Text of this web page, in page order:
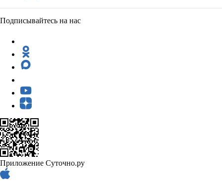
Подписывайтесь на нас
Приложение Суточно.ру